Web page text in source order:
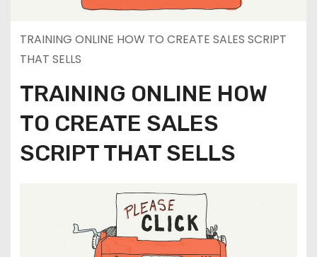
TRAINING ONLINE HOW TO CREATE SALES SCRIPT
THAT SELLS
TRAINING ONLINE HOW
TO CREATE SALES
SCRIPT THAT SELLS